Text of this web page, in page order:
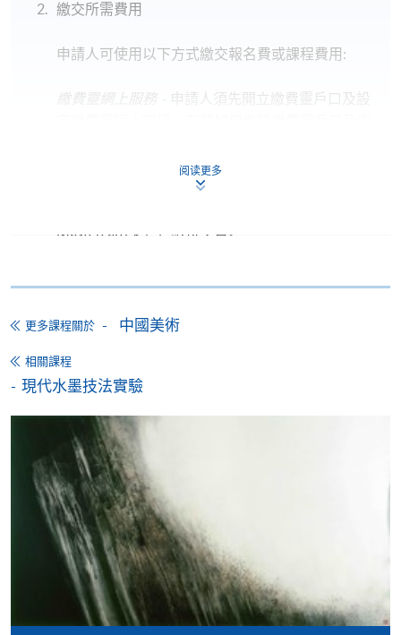
繳交所需費用
申請人可使用以下方式繳交報名費或課程費用:
繳費靈網上服務
- 申請人須先開立繳費靈戶口及設
- 申請人可以 VISA 或
Mastercard卡」）繳付學費。
學中心作付款安排。
如欲了解如何於網上報讀新課程及繳費，請瀏覽網上
申請/報讀指南 :
短期課程
-個別學歷頒授課程
報讀同一學歷頒授課程內其他單元
個別課程為須報讀同一學歷頒授課程及其他單元或繳
交下期學費的學員，提供網上服務，如學員就讀的課
程設有此服務，課程負責人會通知學員有關程序。
阅读更多
更多課程關於 中國美術
相關課程
現代水墨技法實驗